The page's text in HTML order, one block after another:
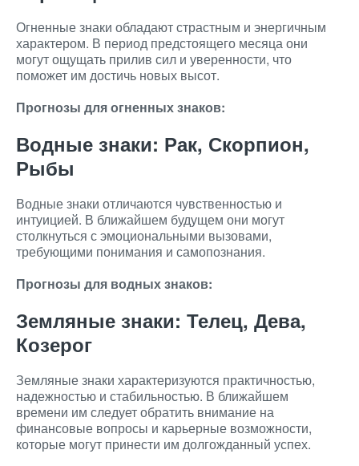
Огненные знаки обладают страстным и энергичным
характером. В период предстоящего месяца они
могут ощущать прилив сил и уверенности, что
поможет им достичь новых высот.
Прогнозы для огненных знаков:
Водные знаки: Рак, Скорпион,
Рыбы
Водные знаки отличаются чувственностью и
интуицией. В ближайшем будущем они могут
столкнуться с эмоциональными вызовами,
требующими понимания и самопознания.
Прогнозы для водных знаков:
Земляные знаки: Телец, Дева,
Козерог
Земляные знаки характеризуются практичностью,
надежностью и стабильностью. В ближайшем
времени им следует обратить внимание на
финансовые вопросы и карьерные возможности,
которые могут принести им долгожданный успех.